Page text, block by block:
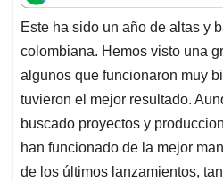
t
s
A
p
p
e
b
o
o
k
k
e
d
I
n
i
l
e
a
d
s
Este ha sido un año de altas y
colombiana. Hemos visto una
algunos que funcionaron muy
tuvieron el mejor resultado.
buscado proyectos y
han funcionado de la mejor
de los últimos lanzamientos,